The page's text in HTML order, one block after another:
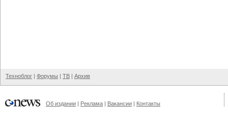
Техноблог | Форумы | ТВ | Архив
Об издании | Реклама | Вакансии | Контакты